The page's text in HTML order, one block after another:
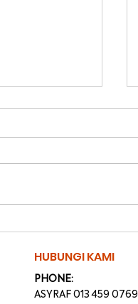
HUBUNGI KAMI
PHONE:
ASYRAF 013 459 0769